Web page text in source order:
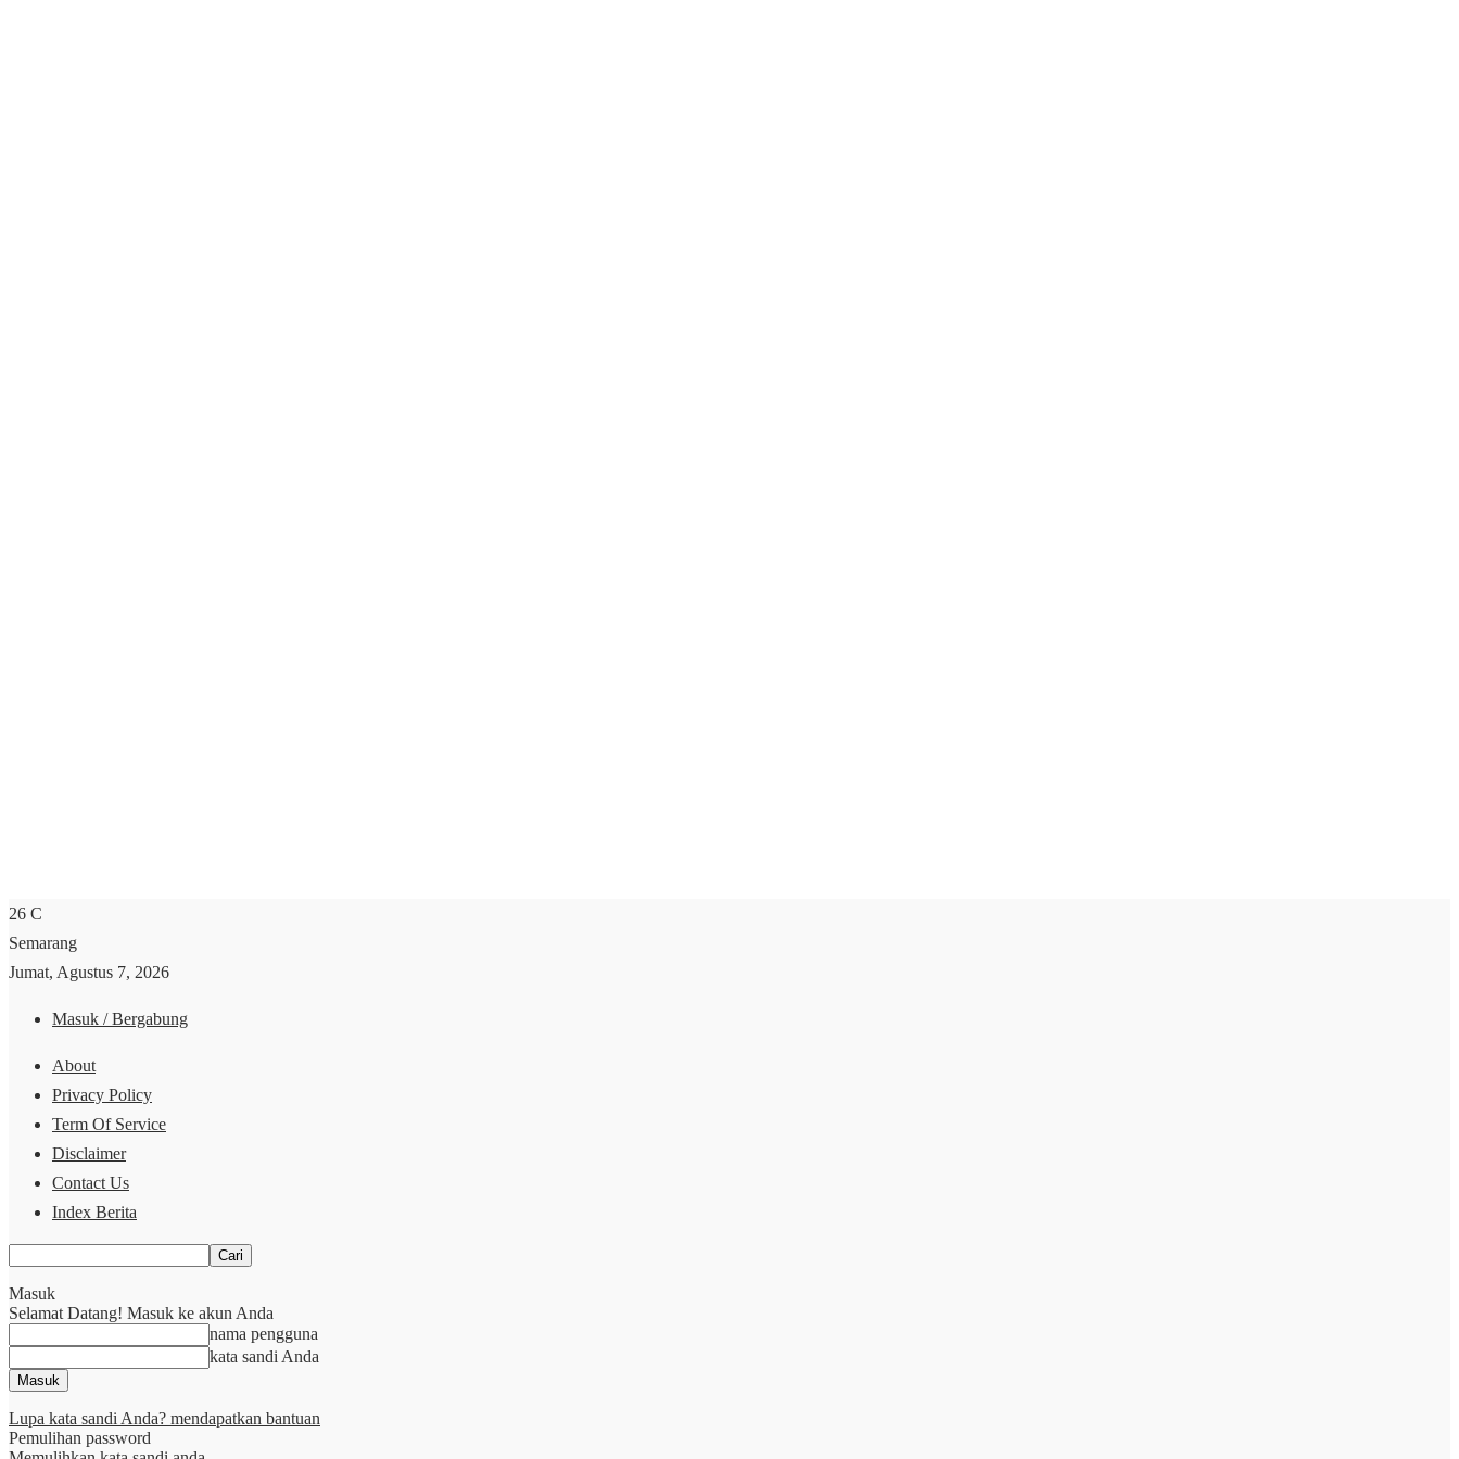
26 C
Semarang
Jumat, Agustus 7, 2026
Masuk / Bergabung
About
Privacy Policy
Term Of Service
Disclaimer
Contact Us
Index Berita
Masuk
Selamat Datang! Masuk ke akun Anda
nama pengguna
kata sandi Anda
Lupa kata sandi Anda? mendapatkan bantuan
Pemulihan password